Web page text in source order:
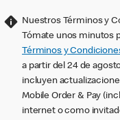
Nuestros Términos y
Tómate unos minutos
Términos y
a partir del 24 de
incluyen
Mobile Order & Pay
internet o como